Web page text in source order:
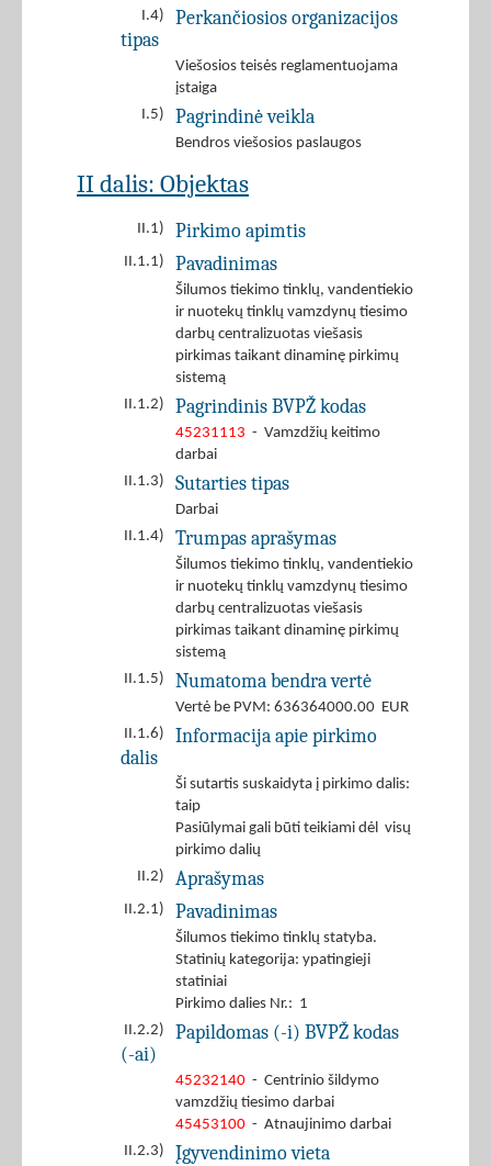
I.4)
Perkančiosios organizacijos
tipas
Viešosios teisės reglamentuojama
įstaiga
I.5)
Pagrindinė veikla
Bendros viešosios paslaugos
II dalis: Objektas
II.1) Pirkimo apimtis
II.1.1) Pavadinimas
Šilumos tiekimo tinklų, vandentiekio
ir nuotekų tinklų vamzdynų tiesimo
darbų centralizuotas viešasis
pirkimas taikant dinaminę pirkimų
sistemą
II.1.2)
Pagrindinis BVPŽ kodas
45231113 - Vamzdžių keitimo
darbai
II.1.3)
Sutarties tipas
Darbai
II.1.4)
Trumpas aprašymas
Šilumos tiekimo tinklų, vandentiekio
ir nuotekų tinklų vamzdynų tiesimo
darbų centralizuotas viešasis
pirkimas taikant dinaminę pirkimų
sistemą
II.1.5)
Numatoma bendra vertė
Vertė be PVM: 636364000.00 EUR
II.1.6)
Informacija apie pirkimo
dalis
Ši sutartis suskaidyta į pirkimo dalis:
taip
Pasiūlymai gali būti teikiami dėl visų
pirkimo dalių
II.2)
Aprašymas
II.2.1) Pavadinimas
Šilumos tiekimo tinklų statyba.
Statinių kategorija: ypatingieji
statiniai
Pirkimo dalies Nr.: 1
II.2.2)
Papildomas (-i) BVPŽ kodas
(-ai)
45232140 - Centrinio šildymo
vamzdžių tiesimo darbai
45453100 - Atnaujinimo darbai
II.2.3)
Įgyvendinimo vieta